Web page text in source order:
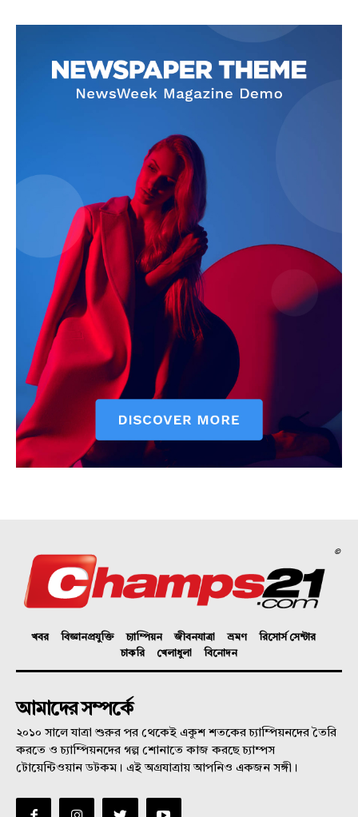
©
খবর বিজ্ঞানপ্রযুক্তি চ্যাম্পিয়ন জীবনযাত্রা ভ্রমণ
রিসোর্স সেন্টার
চাকরি
খেলাধুলা বিনোদন
আমাদের সম্পর্কে
২০১০ সালে যাত্রা শুরুর পর থেকেই একুশ শতকের চ্যাম্পিয়নদের তৈরি
করতে ও চ্যাম্পিয়নদের গল্প শোনাতে কাজ করছে চ্যাম্পস
টোয়েন্টিওয়ান ডটকম। এই অগ্রযাত্রায় আপনিও একজন সঙ্গী।